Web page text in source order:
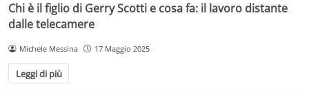
Chi è il figlio di Gerry Scotti e cosa fa: il lavoro distante
dalle telecamere
Michele Messina 17 Maggio 2025
Leggi di più